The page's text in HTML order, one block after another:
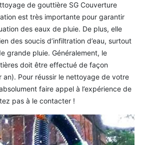
de gouttière SG Couverture
est très importante pour garantir
des eaux de pluie. De plus, elle
des soucis d’infiltration d’eau, surtout
grande pluie. Généralement, le
doit être effectué de façon
an). Pour réussir le nettoyage de votre
faire appel à l’expérience de
pas à le contacter !